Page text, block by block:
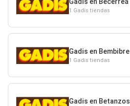
1 Gadis tiendas
Gadis en Bembibre
1 Gadis tiendas
Gadis en Betanzos